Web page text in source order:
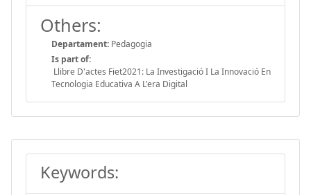
Others:
Departament: Pedagogia
Is part of:
Llibre D'actes Fiet2021: La Investigació I La Innovació En
Tecnologia Educativa A L'era Digital
Keywords: